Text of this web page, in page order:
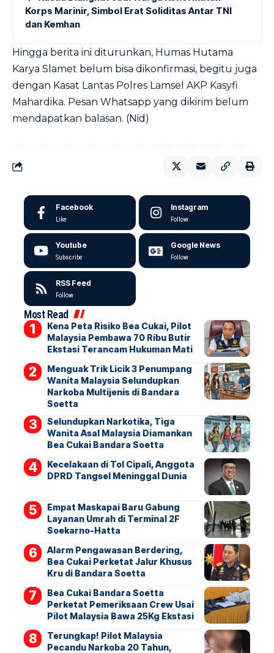
Korps Marinir, Simbol Erat Soliditas Antar TNI
dan Kemhan
Hingga berita ini diturunkan, Humas Hutama
Karya Slamet belum bisa dikonfirmasi, begitu juga
dengan Kasat Lantas Polres Lamsel AKP Kasyfi
Mahardika. Pesan Whatsapp yang dikirim belum
mendapatkan balasan. (Nid)
Facebook
Like
Instagram
Follow
Youtube
Subscribe
Google News
Follow
RSS Feed
Follow
Most Read
Kena Peta Risiko Bea Cukai, Pilot
Malaysia Pembawa 70 Ribu Butir
Ekstasi Terancam Hukuman Mati
Menguak Trik Licik 3 Penumpang
Wanita Malaysia Selundupkan
Narkoba Multijenis di Bandara
Soetta
Selundupkan Narkotika, Tiga
Wanita Asal Malaysia Diamankan
Bea Cukai Bandara Soetta
Kecelakaan di Tol Cipali, Anggota
DPRD Tangsel Meninggal Dunia
Empat Maskapai Baru Gabung
Layanan Umrah di Terminal 2F
Soekarno-Hatta
Alarm Pengawasan Berdering,
Bea Cukai Perketat Jalur Khusus
Kru di Bandara Soetta
Bea Cukai Bandara Soetta
Perketat Pemeriksaan Crew Usai
Pilot Malaysia Bawa 25Kg Ekstasi
Terungkap! Pilot Malaysia
Pecandu Narkoba 20 Tahun,